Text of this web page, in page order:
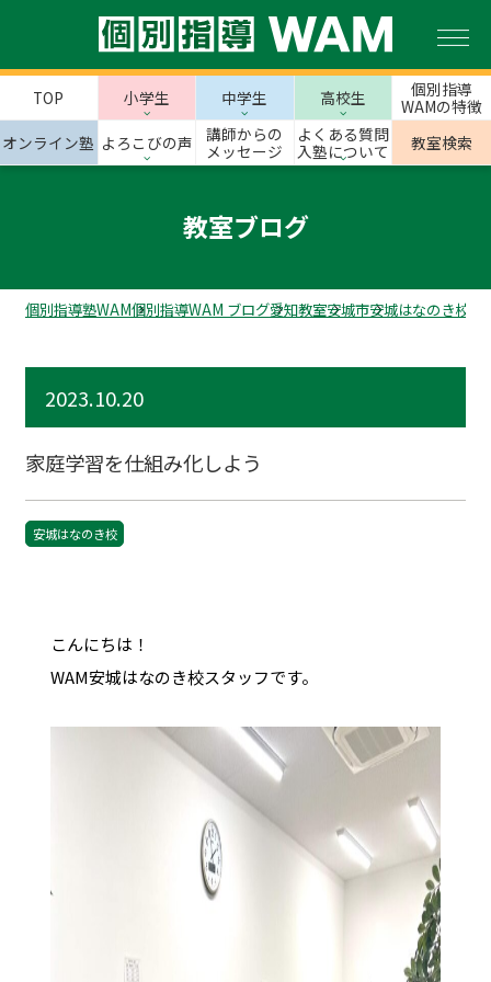
TOP 小学生 中学生 高校生
個別指導
WAMの特徴
オンライン塾 よろこびの声
講師からの
メッセージ
よくある質問
入塾について
教室検索
教室ブログ
個別指導塾WAM個別指導WAM ブログ愛知教室安城市安城はなのき校の
2023.10.20
家庭学習を仕組み化しよう
安城はなのき校
こんにちは！
WAM安城はなのき校スタッフです。